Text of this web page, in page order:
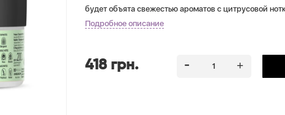
будет объята свежестью ароматов с цитрусовой
оттенков.
Подробное описание
418 грн.